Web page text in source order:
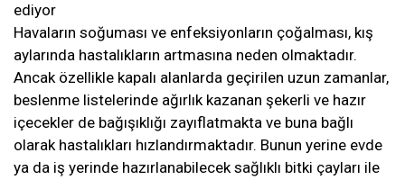
ediyor
Havaların soğuması ve enfeksiyonların çoğalması, kış
aylarında hastalıkların artmasına neden olmaktadır.
Ancak özellikle kapalı alanlarda geçirilen uzun zamanlar,
beslenme listelerinde ağırlık kazanan şekerli ve hazır
içecekler de bağışıklığı zayıflatmakta ve buna bağlı
olarak hastalıkları hızlandırmaktadır. Bunun yerine evde
ya da iş yerinde hazırlanabilecek sağlıklı bitki çayları ile